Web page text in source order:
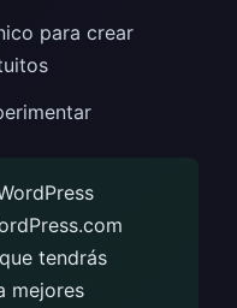
para crear
tendrás
mejores